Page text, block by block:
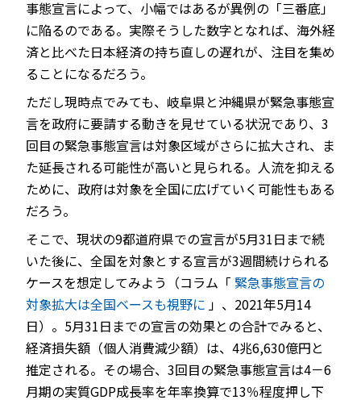
事態宣言によって、小幅ではあるが異例の「三番底」
に陥るのである。実際そうした数字となれば、海外経
済と比べた日本経済の持ち直しの遅れが、注目を集め
ることになるだろう。
ただし現時点でみても、岐阜県と沖縄県が緊急事態宣
言を政府に要請する動きを見せている状況であり、3
回目の緊急事態宣言は対象区域がさらに拡大され、ま
た延長される可能性が高いと見られる。人流を抑える
ために、政府は対象を全国に広げていく可能性もある
だろう。
そこで、現状の9都道府県での宣言が5月31日まで続
いた後に、全国を対象とする宣言が3週間続けられる
ケースを想定してみよう（コラム「 緊急事態宣言の
対象拡大は全国ベースも視野に 」、2021年5月14
日）。5月31日までの宣言の効果との合計でみると、
経済損失額（個人消費減少額）は、4兆6,630億円と
推定される。その場合、3回目の緊急事態宣言は4－6
月期の実質GDP成長率を年率換算で13％程度押し下